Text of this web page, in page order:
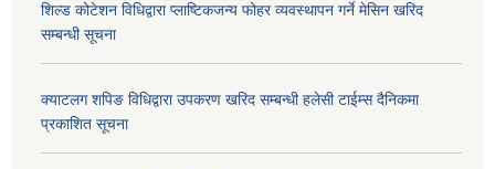
शिल्ड कोटेशन विधिद्वारा प्लाष्टिकजन्य फोहर व्यवस्थापन गर्ने मेसिन खरिद
सम्बन्धी सूचना
क्याटलग शपिङ विधिद्वारा उपकरण खरिद सम्बन्धी हलेसी टाईम्स दैनिकमा
प्रकाशित सूचना